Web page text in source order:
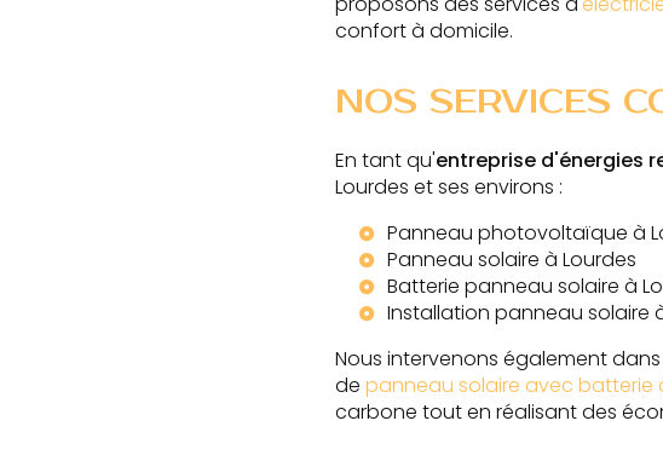
confort à domicile.
NOS SERVICES
En tant qu'entreprise d'énergies
Lourdes et ses environs :
Panneau photovoltaïque à
Panneau solaire à Lourdes
Batterie panneau solaire à
Installation panneau solaire
Nous intervenons également
de panneau solaire avec batterie
carbone tout en réalisant des